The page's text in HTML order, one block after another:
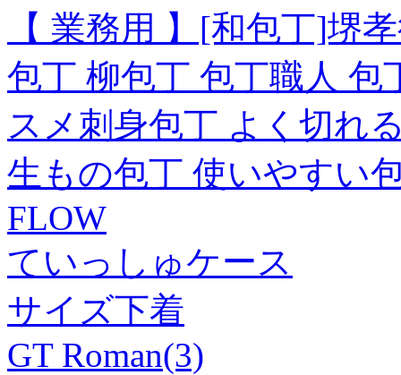
【 業務用 】[和包丁]堺
包丁 柳包丁 包丁職人 包
スメ刺身包丁 よく切れ
生もの包丁 使いやすい
FLOW
ていっしゅケース
サイズ下着
GT Roman(3)